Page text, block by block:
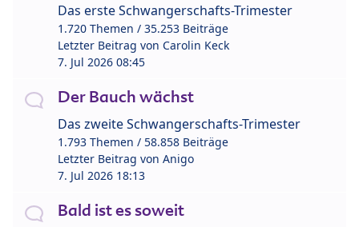
Das erste Schwangerschafts-Trimester
1.720 Themen / 35.253 Beiträge
Letzter Beitrag von Carolin Keck
7. Jul 2026 08:45
Der Bauch wächst
Das zweite Schwangerschafts-Trimester
1.793 Themen / 58.858 Beiträge
Letzter Beitrag von Anigo
7. Jul 2026 18:13
Bald ist es soweit